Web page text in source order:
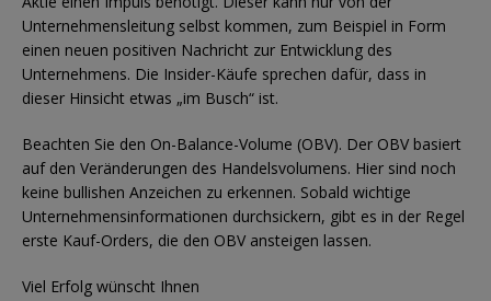
Unternehmensleitung selbst kommen, zum Beispiel in Form
einen neuen positiven Nachricht zur Entwicklung des
Unternehmens. Die Insider-Käufe sprechen dafür, dass in
dieser Hinsicht etwas „im Busch“ ist.
Beachten Sie den On-Balance-Volume (OBV). Der OBV basiert
auf den Veränderungen des Handelsvolumens. Hier sind noch
keine bullishen Anzeichen zu erkennen. Sobald wichtige
Unternehmensinformationen durchsickern, gibt es in der Regel
erste Kauf-Orders, die den OBV ansteigen lassen.
Viel Erfolg wünscht Ihnen